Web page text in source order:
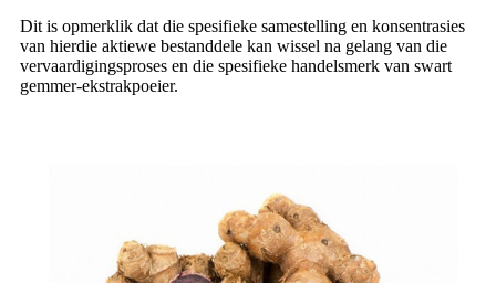
Dit is opmerklik dat die spesifieke samestelling en konsentrasies
van hierdie aktiewe bestanddele kan wissel na gelang van die
vervaardigingsproses en die spesifieke handelsmerk van swart
gemmer-ekstrakpoeier.